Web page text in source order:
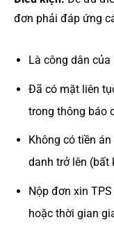
đơn phải đáp ứng
Là công dân
Đã có mặt liên
trong thông báo
Không có tiền
danh trở lên (bất
Nộp đơn xin
hoặc thời gian